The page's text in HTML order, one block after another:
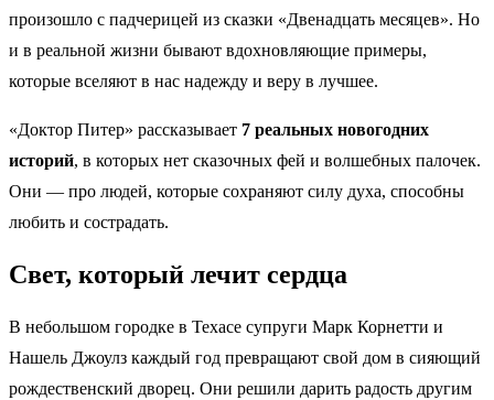
произошло с падчерицей из сказки «Двенадцать месяцев». Но
и в реальной жизни бывают вдохновляющие примеры,
которые вселяют в нас надежду и веру в лучшее.
«Доктор Питер» рассказывает 7 реальных новогодних
историй, в которых нет сказочных фей и волшебных палочек.
Они — про людей, которые сохраняют силу духа, способны
любить и сострадать.
Свет, который лечит сердца
В небольшом городке в Техасе супруги Марк Корнетти и
Нашель Джоулз каждый год превращают свой дом в сияющий
рождественский дворец. Они решили дарить радость другим